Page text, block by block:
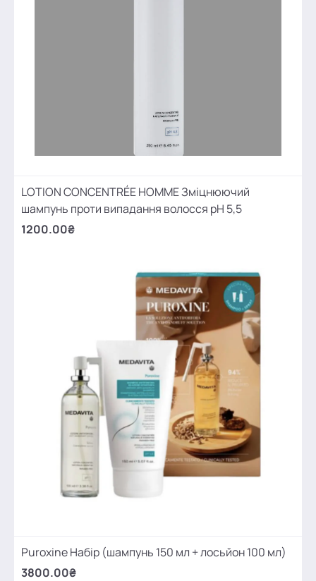
LOTION CONCENTRÉE HOMME Зміцнюючий
шампунь проти випадання волосся pH 5,5
1200.00₴
Puroxine Набір (шампунь 150 мл + лосьйон 100 мл)
3800.00₴